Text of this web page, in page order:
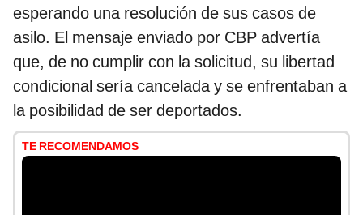
esperando una resolución de sus casos de
asilo. El mensaje enviado por CBP advertía
que, de no cumplir con la solicitud, su libertad
condicional sería cancelada y se enfrentaban a
la posibilidad de ser deportados.
TE RECOMENDAMOS